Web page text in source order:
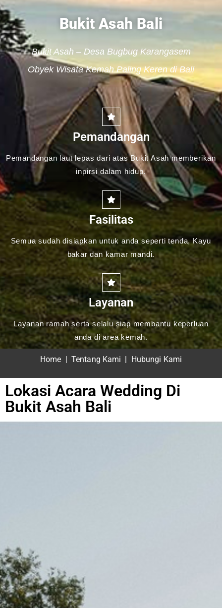
Bukit Asah Bali
Bukit Asah – Desa Bugbug Karangasem
Obyek Wisata Kemah Paling Keren di Bali
Pemandangan
Pemandangan laut lepas dari atas Bukit Asah memberikan
inpirsi dalam hidup.
Fasilitas
Semua sudah disiapkan untuk anda seperti tenda, Kayu
bakar dan kamar mandi.
Layanan
Layanan ramah serta selalu siap membantu keperluan
anda di area kemah.
Home Tentang Kami Hubungi Kami
Lokasi Acara Wedding Di
Bukit Asah Bali